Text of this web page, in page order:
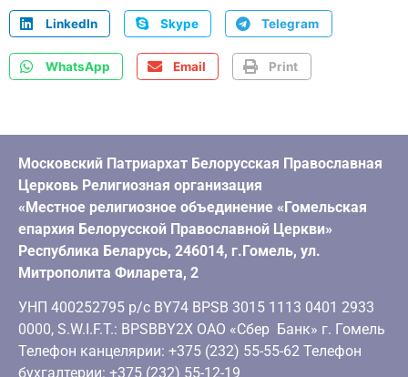
LinkedIn Skype Telegram
WhatsApp Email Print
Московский Патриархат Белорусская Православная
Церковь Религиозная организация
«Местное религиозное объединение «Гомельская
епархия Белорусской Православной Церкви»
Республика Беларусь, 246014, г.Гомель, ул.
Митрополита Филарета, 2
УНП 400252795 р/с BY74 BPSB 3015 1113 0401 2933
0000, S.W.I.F.T.: BPSBBY2X ОАО «Сбер Банк» г. Гомель
Телефон канцелярии: +375 (232) 55-55-62 Телефон
бухгалтерии: +375 (232) 55-12-19